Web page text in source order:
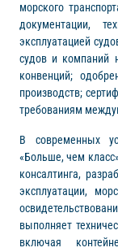
морского
документации,
эксплуатацией
судов и компаний
конвенций;
производств;
требованиям
В современных
«Больше, чем
консалтинга,
эксплуатации,
выполняет
включая